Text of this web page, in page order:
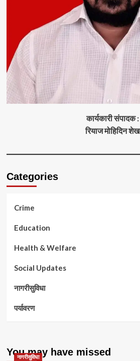
कार्यकारी संपादक :
रियाज मोहिदिन शेख
Categories
Crime
Education
Health & Welfare
Social Updates
नागरीसुविधा
पर्यावरण
You may have missed
नागरीसुविधा